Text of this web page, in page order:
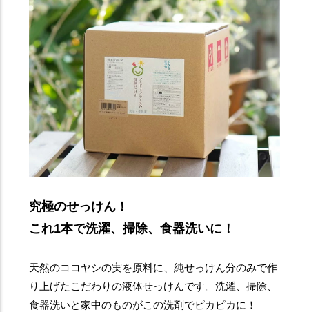
究極のせっけん！
これ1本で洗濯、掃除、食器洗いに！
天然のココヤシの実を原料に、純せっけん分のみで作
り上げたこだわりの液体せっけんです。洗濯、掃除、
食器洗いと家中のものがこの洗剤でピカピカに！